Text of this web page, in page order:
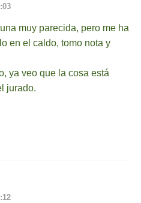
muy parecida, pero me ha
en el caldo, tomo nota y
ya veo que la cosa está
jurado.